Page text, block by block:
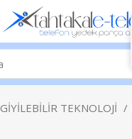
GİYİLEBİLİR TEKNOLOJİ